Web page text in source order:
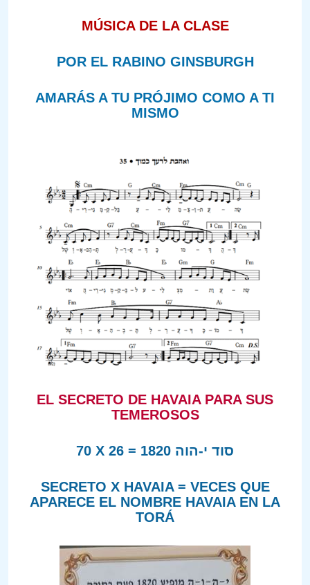
MÚSICA DE LA CLASE
POR EL RABINO GINSBURGH
AMARÁS A TU PRÓJIMO COMO A TI
MISMO
EL SECRETO DE HAVAIA PARA SUS
TEMEROSOS
70 X 26 = 1820 סוד י-הוה
SECRETO X HAVAIA = VECES QUE
APARECE EL NOMBRE HAVAIA EN LA
TORÁ